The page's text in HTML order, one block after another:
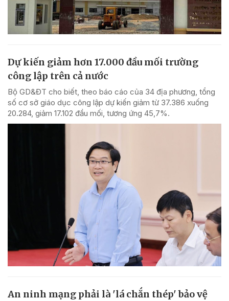
Dự kiến giảm hơn 17.000 đầu mối trường
công lập trên cả nước
Bộ GD&ĐT cho biết, theo báo cáo của 34 địa phương, tổng
số cơ sở giáo dục công lập dự kiến giảm từ 37.386 xuống
20.284, giảm 17.102 đầu mối, tương ứng 45,7%.
An ninh mạng phải là 'lá chắn thép' bảo vệ